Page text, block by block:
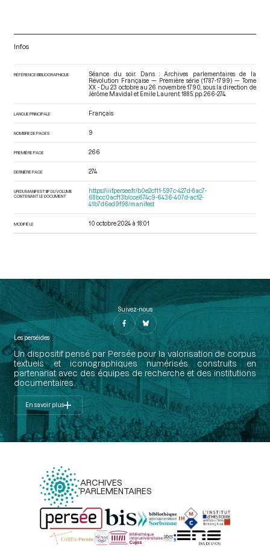
Infos
RÉFÉRENCE BIBLIOGRAPHIQUE
Séance du soir. Dans : Archives parlementaires de la
Révolution Française — Première série (1787-1799) — Tome
XX - Du 23 octobre au 26 novembre 1790 , sous la direction de
Jérôme Mavidal et Emile Laurent. 1885. pp. 266-274.
LANGUE PRINCIPALE Français
NOMBRE DE PAGES 9
PREMIÈRE PAGE 266
DERNIÈRE PAGE 274
URI DU MANIFEST IIIF DU VOLUME
CONTENANT LE DOCUMENT
https://iiif.persee.fr/b0e2cf11-597c-427d-8ac7-
68bcc0acf13b/cce674c9-6436-407d-ac12-
41b7d6ed9f98/manifest
MODIFIÉ LE 10 octobre 2024 à 18:01
Suivez-nous
Les perséides
Un dispositif pensé par Persée pour la valorisation de corpus
textuels et iconographiques numérisés construits en
partenariat avec des équipes de recherche et des institutions
documentaires.
En savoir plus
ARCHIVES
PARLEMENTAIRES